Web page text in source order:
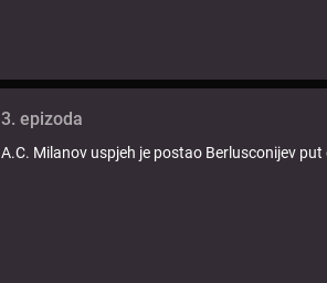
3. epizoda
A.C. Milanov uspjeh je postao Berlusconijev